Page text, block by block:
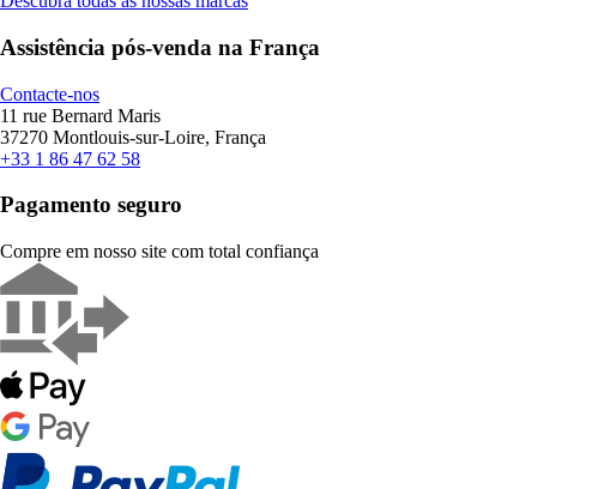
Assistência pós-venda na França
Contacte-nos
11 rue Bernard Maris
37270 Montlouis-sur-Loire, França
+33 1 86 47 62 58
Pagamento seguro
Compre em nosso site com total confiança